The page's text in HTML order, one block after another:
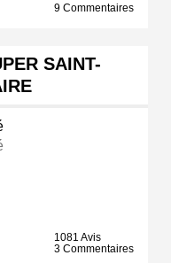
9 Commentaires
SAINT-
1081 Avis
3 Commentaires